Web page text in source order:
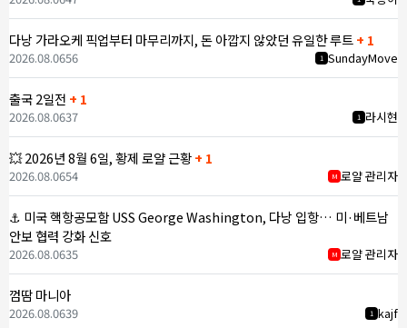
다낭 가라오케 픽업부터 마무리까지, 돈 아깝지 않았던 유일한 루트+ 1
1 SundayMove
2026.08.0656
출국 2일전 + 1
1 라시현
2026.08.0637
💥 2026년 8월 6일, 황제 로얄 근황+ 1
M 로얄 관리자
2026.08.0654
⚓ 미국 핵항공모함 USS George Washington, 다낭 입항… 미·베트남
안보 협력 강화 신호
M 로얄 관리자
2026.08.0635
껌땀 마니아
1 kajf
2026.08.0639